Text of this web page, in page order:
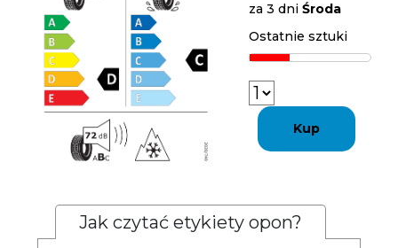
za 3 dniŚroda
Ostatnie sztuki
Kup
Jak czytać etykiety opon?